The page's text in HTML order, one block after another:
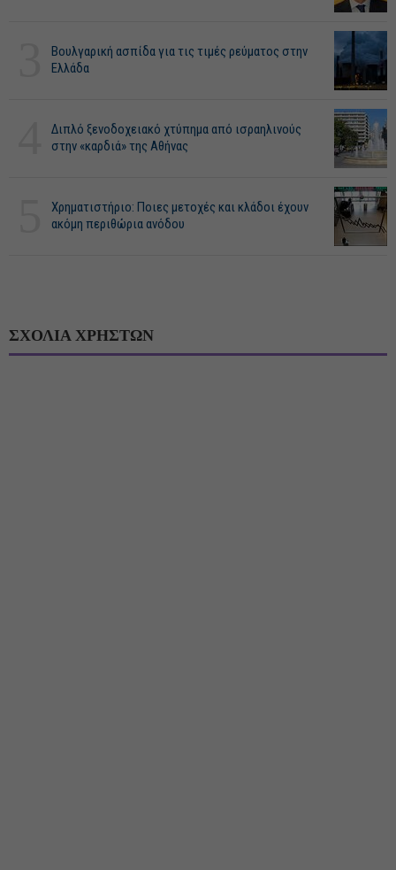
Βουλγαρική ασπίδα για τις τιμές ρεύματος στην
Ελλάδα
Διπλό ξενοδοχειακό χτύπημα από ισραηλινούς
στην «καρδιά» της Αθήνας
Χρηματιστήριο: Ποιες μετοχές και κλάδοι έχουν
ακόμη περιθώρια ανόδου
ΣΧΟΛΙΑ ΧΡΗΣΤΩΝ